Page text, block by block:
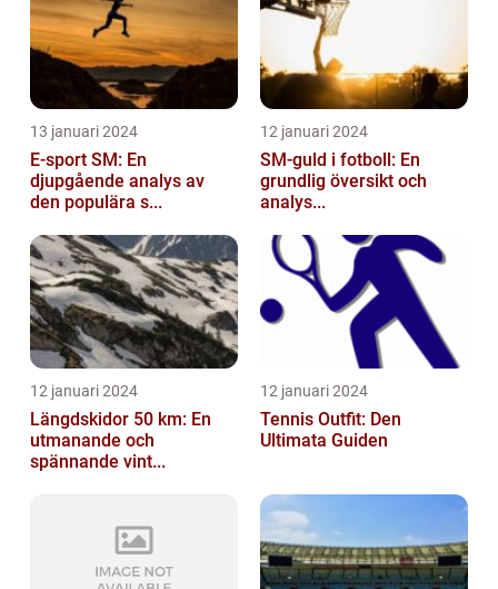
13 januari 2024
E-sport SM: En
djupgående analys av
den populära s...
12 januari 2024
SM-guld i fotboll: En
grundlig översikt och
analys...
12 januari 2024
Längdskidor 50 km: En
utmanande och
spännande vint...
12 januari 2024
Tennis Outfit: Den
Ultimata Guiden